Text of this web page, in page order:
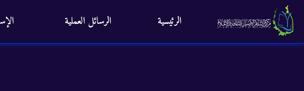
الرئيسية الرسائل العملية